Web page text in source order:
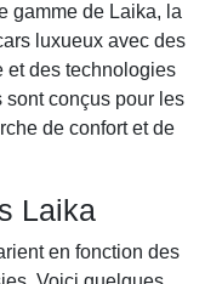
gamme de Laika, la
luxueux avec des
et des technologies
sont conçus pour les
de confort et de
Laika
en fonction des